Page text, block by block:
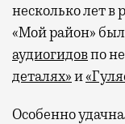
несколько лет
«Мой район»
аудиогидовпо
деталях»и
Особенно